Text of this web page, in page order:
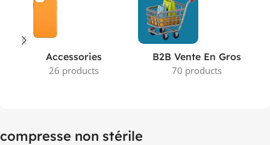
Accessories
26 products
B2B Vente En Gros
70 products
compresse non stérile